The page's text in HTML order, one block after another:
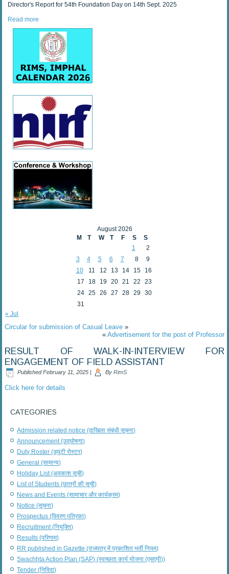
Director's Report for 54th Foundation Day on 14th Sept. 2025
Read more
August 2026
M
T W T F S
S
1
2
3
4 5 6 7 8
9
10
11 12 13 14 15
16
17
18 19 20 21 22
23
24 25 26 27 28 29
30
31
« Jul
Circular for submission of Casual Leave »
« Advertisement for the post of Professor
RESULT OF WALK-IN-INTERVIEW FOR
ENGAGEMENT OF FIELD ASSISTANT
Published February 11, 2025 | By RimS
Click here for details
CATEGORIES
Admission related notice (दाखिला संबंधी सूचना)
Announcement (उद्घोषणा)
Duty Roster (ड्यूटी रोस्टर)
General (सामान्य)
Holiday List (अवकाश सूची)
List of Students (छात्रों की सूची)
News and Events (सामाचार और कार्यक्रम)
Notice (सूचना)
Prospectus (विवरण पत्रिका)
Recruitment (नियुक्ति)
Results (परिणाम)
RR published in Gazette (राजपत्र में प्रकाशित भर्ती नियम)
Swachhta Action Plan (SAP) (स्वच्छता कार्य योजना (एसएपी))
Tender (निविदा)